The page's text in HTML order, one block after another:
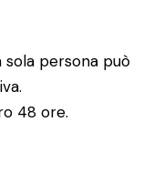
sola persona può
48 ore.